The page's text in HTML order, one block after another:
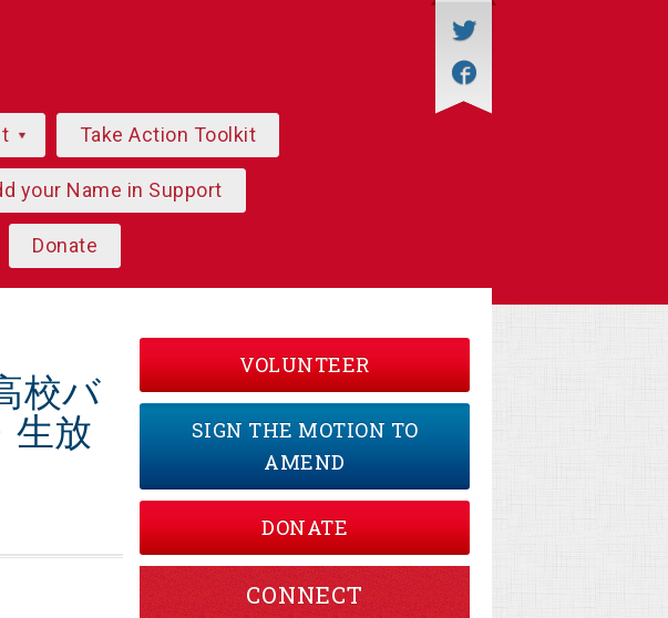
Take Action Toolkit
your Name in Support
Donate
校バ
生放
VOLUNTEER
SIGN THE MOTION TO
AMEND
DONATE
CONNECT